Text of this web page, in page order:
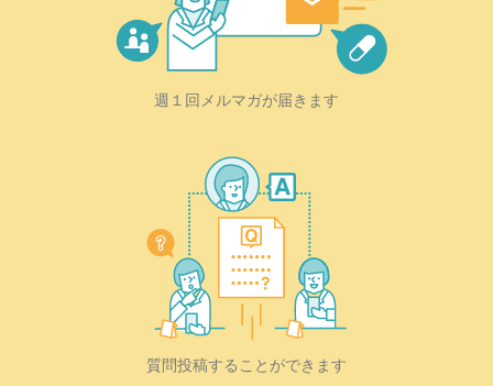
週１回メルマガが届きます
質問投稿することができます